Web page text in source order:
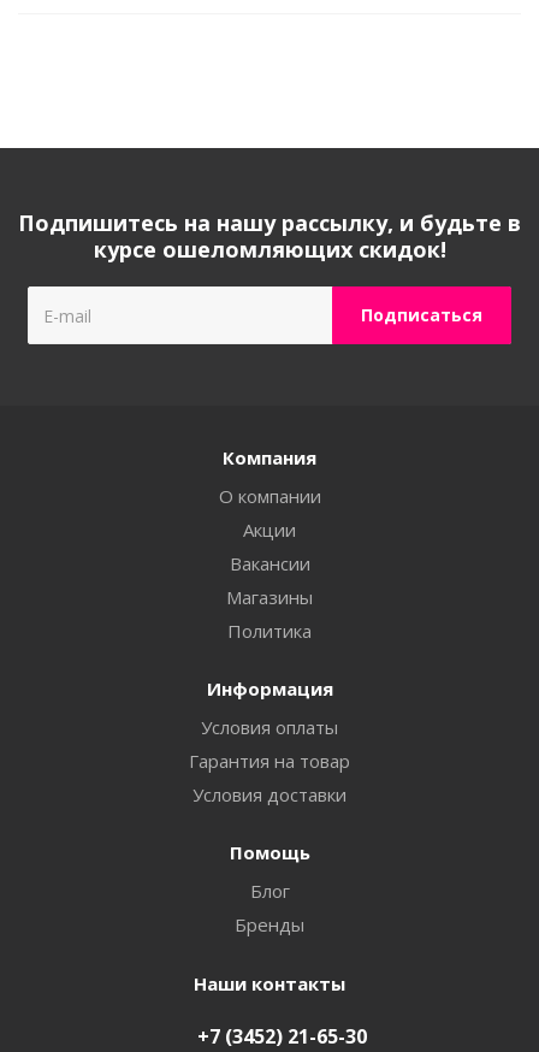
Подпишитесь на нашу рассылку, и будьте в
курсе ошеломляющих скидок!
Компания
О компании
Акции
Вакансии
Магазины
Политика
Информация
Условия оплаты
Гарантия на товар
Условия доставки
Помощь
Блог
Бренды
Наши контакты
+7 (3452) 21-65-30